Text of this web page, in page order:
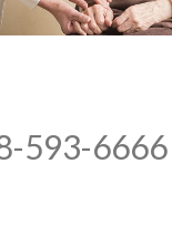
593-6666